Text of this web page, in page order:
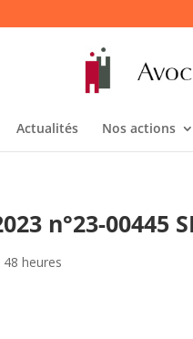
Actualités Nos actions
n°23-00445
heures